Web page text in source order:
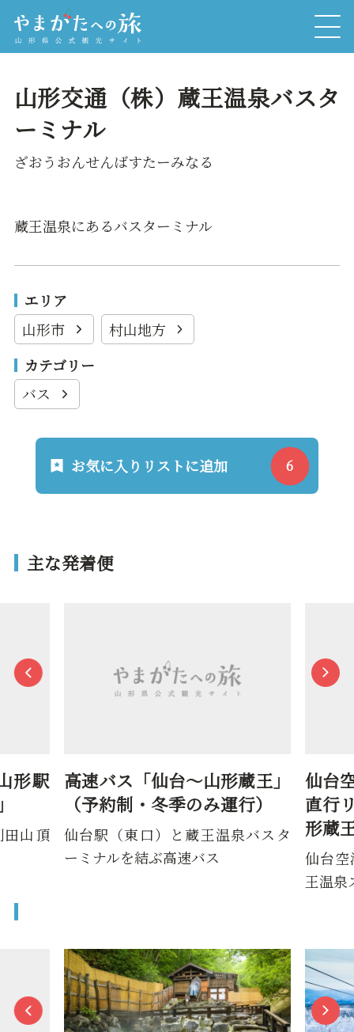
山形交通（株）蔵王温泉バスタ
ーミナル
ざおうおんせんばすたーみなる
蔵王温泉にあるバスターミナル
エリア
山形市
村山地方
カテゴリー
バス
お気に入りリストに追加
主な発着便
形駅
山頂
高速バス「仙台～山形蔵王」
（予約制・冬季のみ運行）
仙台駅（東口）と蔵王温泉バスタ
ーミナルを結ぶ高速バス
仙台
直行
形蔵
仙台
王温泉